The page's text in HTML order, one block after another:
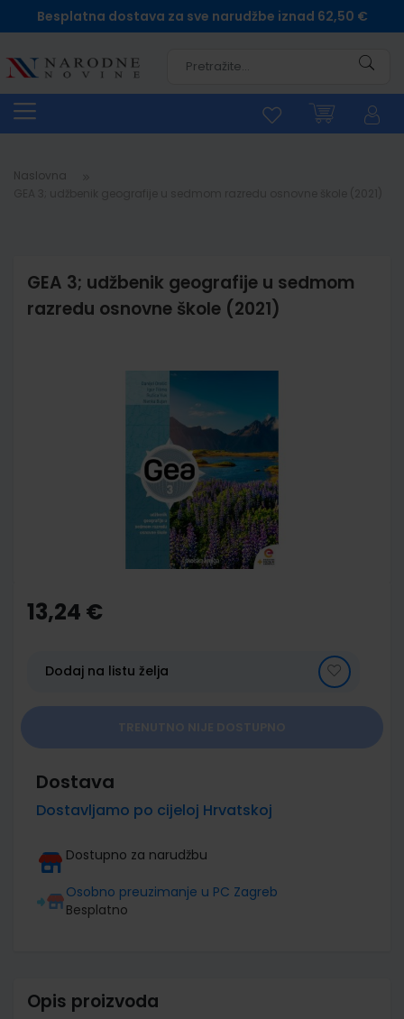
Besplatna dostava za sve narudžbe iznad 62,50 €
Naslovna
GEA 3; udžbenik geografije u sedmom
razredu osnovne škole (2021)
the
beginning
gallery
13,24 €
Dodaj na listu želja
Dostava
Dostavljamo po cijeloj Hrvatskoj
Dostupno za narudžbu
Osobno preuzimanje u PC Zagreb
Besplatno
Opis proizvoda